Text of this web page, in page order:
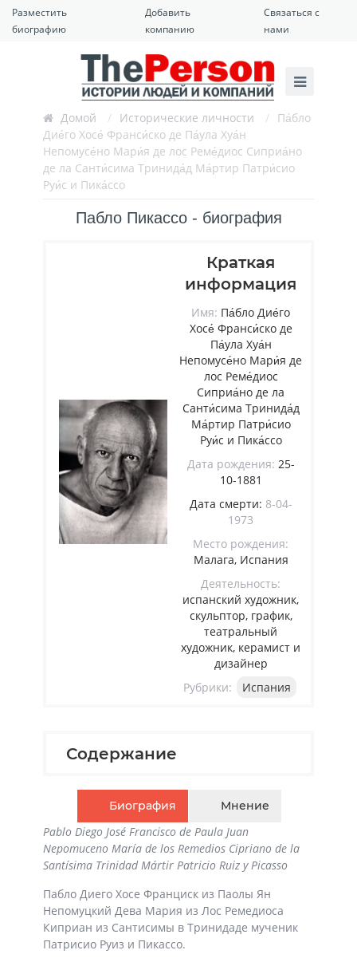
Разместить
биографию
Добавить
компанию
Связаться с
нами
Домой / Исторические личности / Па́бло
Дие́го Хосе́ Франси́ско де Па́ула Хуа́н
Непомусе́но Мари́я де лос Реме́диос Сиприа́но
де ла Санти́сима Тринида́д Ма́ртир Патри́сио
Руи́с и Пика́ссо
Пабло Пикассо - биография
Краткая
информация
Имя: Па́бло Дие́го
Хосе́ Франси́ско де
Па́ула Хуа́н
Непомусе́но Мари́я де
лос Реме́диос
Сиприа́но де ла
Санти́сима Тринида́д
Ма́ртир Патри́сио
Руи́с и Пика́ссо
Дата рождения: 25-
10-1881
Дата смерти: 8-04-
1973
Место рождения:
Малага, Испания
Деятельность:
испанский художник,
скульптор, график,
театральный
художник, керамист и
дизайнер
Рубрики:
Испания
Содержание
Биография Мнение
Pablo Diego José Francisco de Paula Juan
Nepomuceno María de los Remedios Cipriano de la
Santísima Trinidad Mártir Patricio Ruiz y Picasso
Пабло Диего Хосе Франциск из Паолы Ян
Непомуцкий Дева Мария из Лос Ремедиоса
Киприан из Сантисимы в Тринидаде мученик
Патрисио Руиз и Пикассо.